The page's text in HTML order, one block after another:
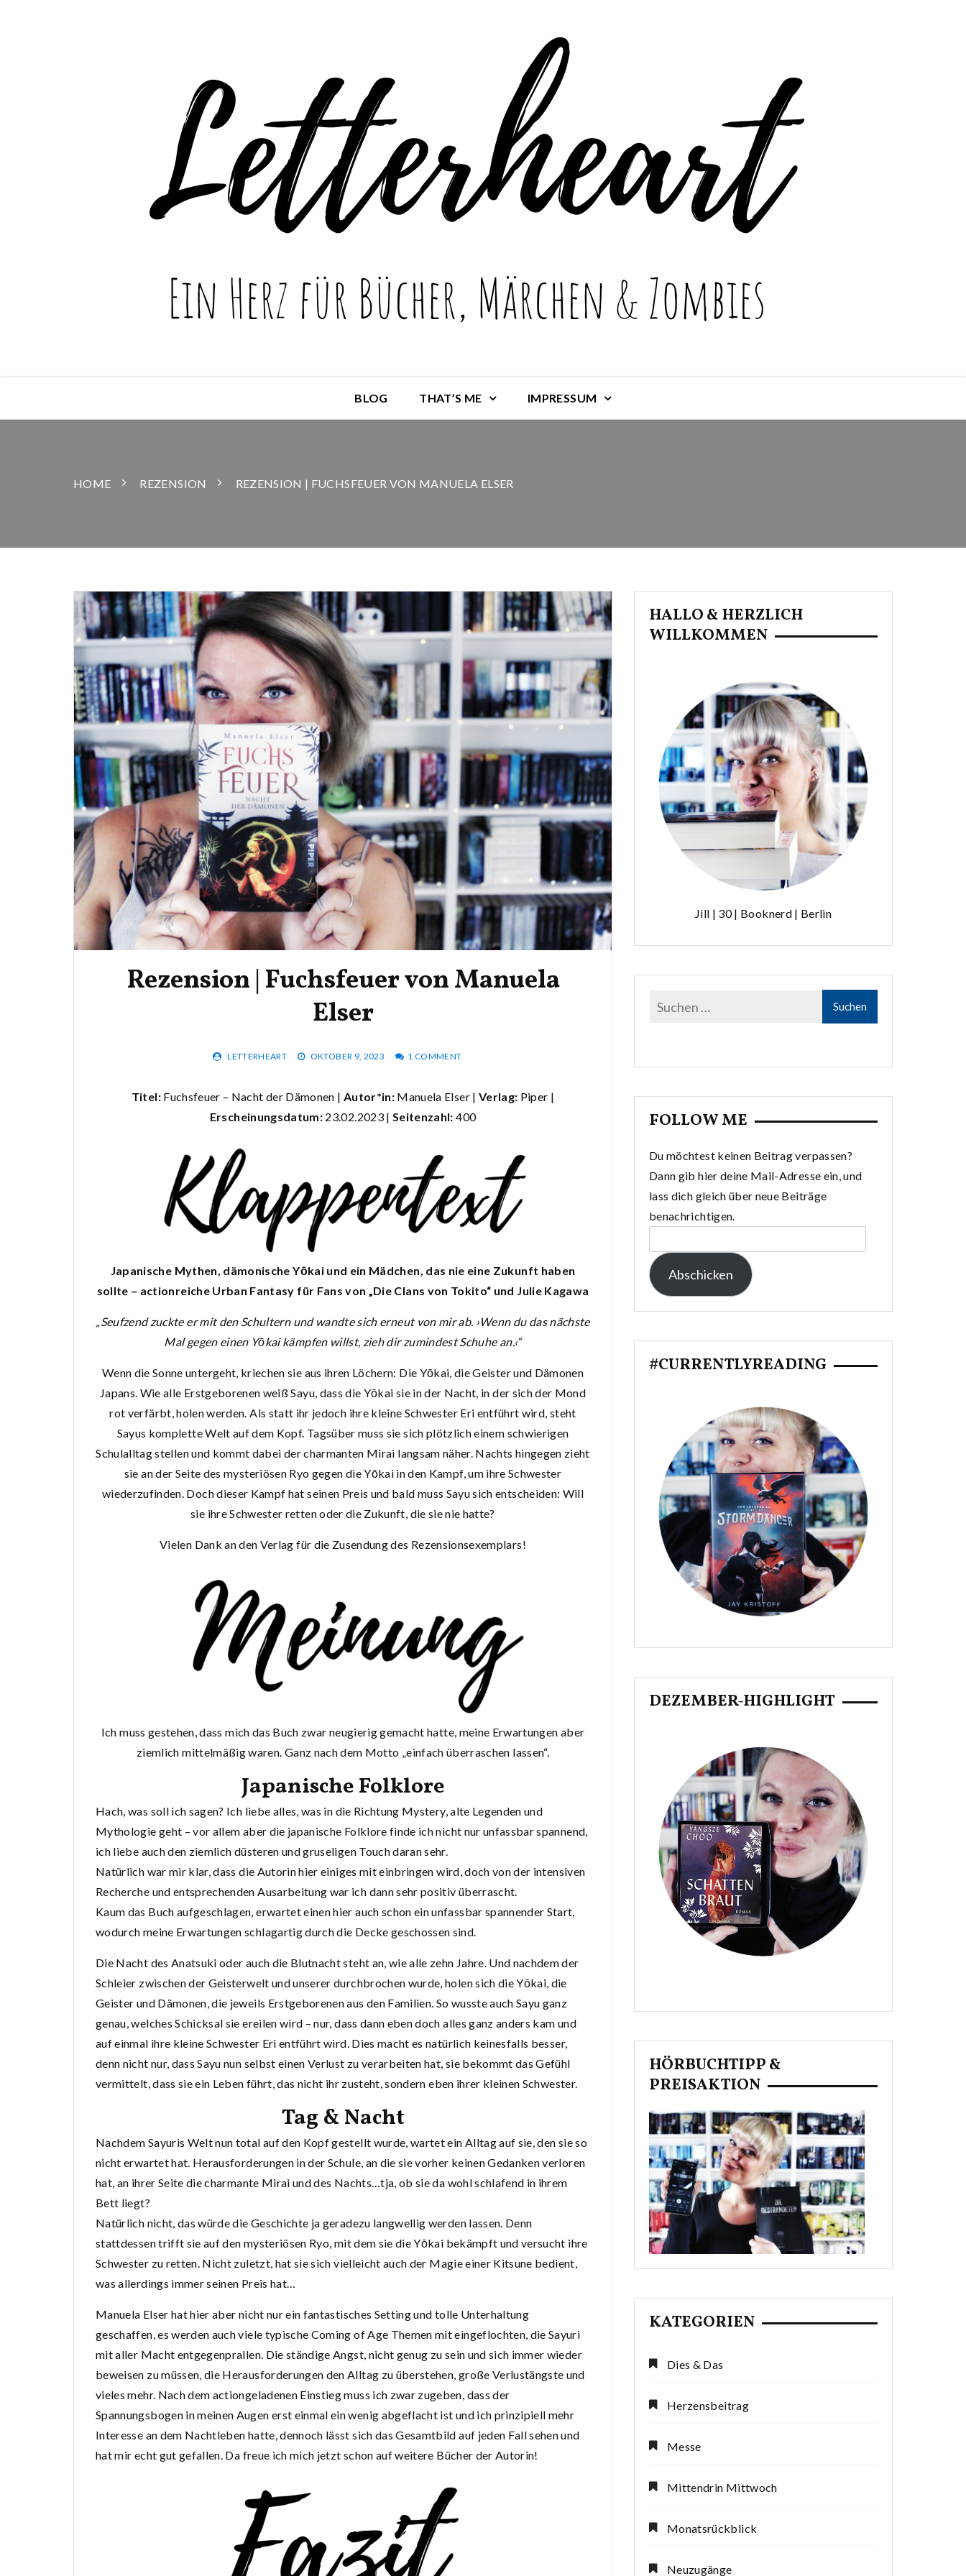
BLOG THAT’S ME IMPRESSUM
HOME REZENSION REZENSION | FUCHSFEUER VON MANUELA ELSER
Rezension | Fuchsfeuer von Manuela
Elser
LETTERHEART OKTOBER 9, 2023 1 COMMENT
Titel: Fuchsfeuer – Nacht der Dämonen | Autor*in: Manuela Elser | Verlag: Piper |
Erscheinungsdatum: 23.02.2023 | Seitenzahl:400
Japanische Mythen, dämonische Yōkai und ein Mädchen, das nie eine Zukunft haben
sollte – actionreiche Urban Fantasy für Fans von „Die Clans von Tokito“ und Julie Kagawa
„Seufzend zuckte er mit den Schultern und wandte sich erneut von mir ab. ›Wenn du das nächste
Mal gegen einen Yōkai kämpfen willst, zieh dir zumindest Schuhe an.‹“
Wenn die Sonne untergeht, kriechen sie aus ihren Löchern: Die Yōkai, die Geister und Dämonen
Japans. Wie alle Erstgeborenen weiß Sayu, dass die Yōkai sie in der Nacht, in der sich der Mond
rot verfärbt, holen werden. Als statt ihr jedoch ihre kleine Schwester Eri entführt wird, steht
Sayus komplette Welt auf dem Kopf. Tagsüber muss sie sich plötzlich einem schwierigen
Schulalltag stellen und kommt dabei der charmanten Mirai langsam näher. Nachts hingegen zieht
sie an der Seite des mysteriösen Ryo gegen die Yōkai in den Kampf, um ihre Schwester
wiederzufinden. Doch dieser Kampf hat seinen Preis und bald muss Sayu sich entscheiden: Will
sie ihre Schwester retten oder die Zukunft, die sie nie hatte?
Vielen Dank an den Verlag für die Zusendung des Rezensionsexemplars!
Ich muss gestehen, dass mich das Buch zwar neugierig gemacht hatte, meine Erwartungen aber
ziemlich mittelmäßig waren. Ganz nach dem Motto „einfach überraschen lassen“.
Japanische Folklore
Hach, was soll ich sagen? Ich liebe alles, was in die Richtung Mystery, alte Legenden und
Mythologie geht – vor allem aber die japanische Folklore finde ich nicht nur unfassbar spannend,
ich liebe auch den ziemlich düsteren und gruseligen Touch daran sehr.
Natürlich war mir klar, dass die Autorin hier einiges mit einbringen wird, doch von der intensiven
Recherche und entsprechenden Ausarbeitung war ich dann sehr positiv überrascht.
Kaum das Buch aufgeschlagen, erwartet einen hier auch schon ein unfassbar spannender Start,
wodurch meine Erwartungen schlagartig durch die Decke geschossen sind.
Die Nacht des Anatsuki oder auch die Blutnacht steht an, wie alle zehn Jahre. Und nachdem der
Schleier zwischen der Geisterwelt und unserer durchbrochen wurde, holen sich die Yōkai, die
Geister und Dämonen, die jeweils Erstgeborenen aus den Familien. So wusste auch Sayu ganz
genau, welches Schicksal sie ereilen wird – nur, dass dann eben doch alles ganz anders kam und
auf einmal ihre kleine Schwester Eri entführt wird. Dies macht es natürlich keinesfalls besser,
denn nicht nur, dass Sayu nun selbst einen Verlust zu verarbeiten hat, sie bekommt das Gefühl
vermittelt, dass sie ein Leben führt, das nicht ihr zusteht, sondern eben ihrer kleinen Schwester.
Tag & Nacht
Nachdem Sayuris Welt nun total auf den Kopf gestellt wurde, wartet ein Alltag auf sie, den sie so
nicht erwartet hat. Herausforderungen in der Schule, an die sie vorher keinen Gedanken verloren
hat, an ihrer Seite die charmante Mirai und des Nachts…tja, ob sie da wohl schlafend in ihrem
Bett liegt?
Natürlich nicht, das würde die Geschichte ja geradezu langwellig werden lassen. Denn
stattdessen trifft sie auf den mysteriösen Ryo, mit dem sie die Yōkai bekämpft und versucht ihre
Schwester zu retten. Nicht zuletzt, hat sie sich vielleicht auch der Magie einer Kitsune bedient,
was allerdings immer seinen Preis hat…
Manuela Elser hat hier aber nicht nur ein fantastisches Setting und tolle Unterhaltung
geschaffen, es werden auch viele typische Coming of Age Themen mit eingeflochten, die Sayuri
mit aller Macht entgegenprallen. Die ständige Angst, nicht genug zu sein und sich immer wieder
beweisen zu müssen, die Herausforderungen den Alltag zu überstehen, große Verlustängste und
vieles mehr. Nach dem actiongeladenen Einstieg muss ich zwar zugeben, dass der
Spannungsbogen in meinen Augen erst einmal ein wenig abgeflacht ist und ich prinzipiell mehr
Interesse an dem Nachtleben hatte, dennoch lässt sich das Gesamtbild auf jeden Fall sehen und
hat mir echt gut gefallen. Da freue ich mich jetzt schon auf weitere Bücher der Autorin!
HALLO & HERZLICH
WILLKOMMEN
Jill | 30 | Booknerd | Berlin
FOLLOW ME
Du möchtest keinen Beitrag verpassen?
Dann gib hier deine Mail-Adresse ein, und
lass dich gleich über neue Beiträge
benachrichtigen.
Mail-
Adresse:
Abschicken
#CURRENTLYREADING
DEZEMBER-HIGHLIGHT
HÖRBUCHTIPP &
PREISAKTION
KATEGORIEN
Dies & Das
Herzensbeitrag
Messe
Mittendrin Mittwoch
Monatsrückblick
Neuzugänge